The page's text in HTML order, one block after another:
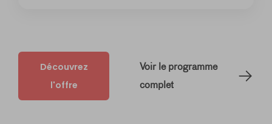
Découvrez
l'offre
Voir le programme
complet